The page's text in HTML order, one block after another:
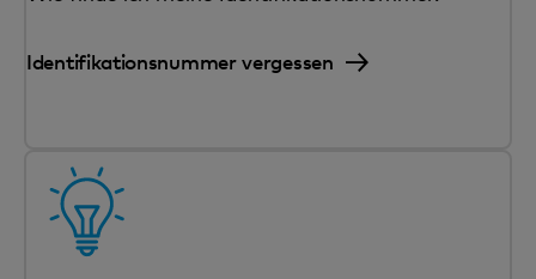
Identifikationsnummer vergessen